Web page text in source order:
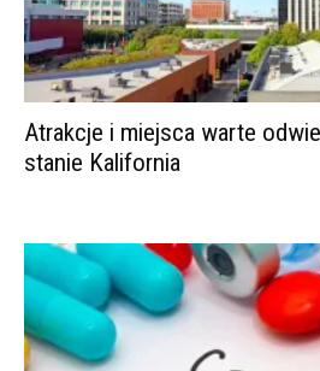
Atrakcje i miejsca warte
stanie Kalifornia